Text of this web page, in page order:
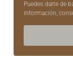
Puedes darte de
información,